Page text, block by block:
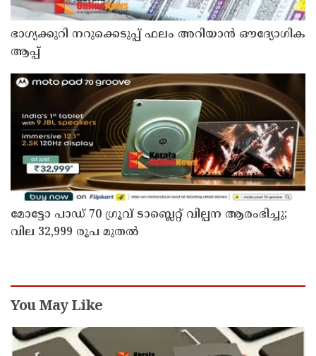
ഭാഗ്യക്കുറി നറുക്കെടുപ്പ് ഫലം അറിയാൻ ഔദ്യോഗിക
ആപ്പ്
മോട്ടോ പാഡ് 70 ഗ്രൂവ് ടാബ്ലെറ്റ് വില്പന ആരംഭിച്ചു;
വില 32,999 രൂപ മുതൽ
You May Like